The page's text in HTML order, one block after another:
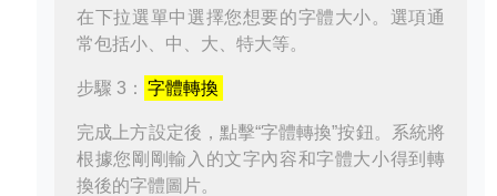
在下拉選單中選擇您想要的字體大小。選項通
常包括小、中、大、特大等。
步驟 3： 字體轉換
完成上方設定後，點擊“字體轉換”按鈕。系統將
根據您剛剛輸入的文字內容和字體大小得到轉
換後的字體圖片。